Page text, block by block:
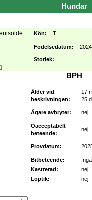
Hundar
Kön: T
Födelsedatum:
Storlek:
BPH
Ålder vid
beskrivningen:
17
25
Ägare avbryter: nej
Oacceptabelt
beteende:
nej
Provdatum:
Bitbeteende:
Kastrerad:
nej
Löptik: nej